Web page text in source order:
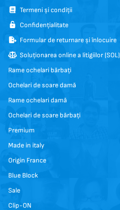
Termeni și condiții
Confidențialitate
Formular de returnare și înlocuire
Soluționarea online a litigiilor (SOL)
Rame ochelari bărbați
Ochelari de soare damă
Rame ochelari damă
Ochelari de soare bărbați
Premium
Made in italy
Origin France
Blue Block
Sale
Clip-ON